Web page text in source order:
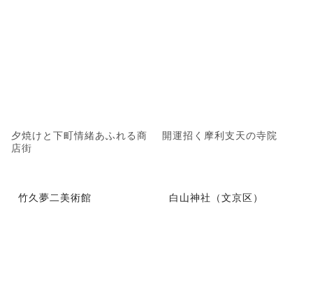
夕焼けと下町情緒あふれる商
店街
開運招く摩利支天の寺院
竹久夢二美術館 白山神社（文京区）